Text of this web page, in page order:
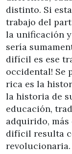
distinto. Si
trabajo del
la unificación
sería
difícil es ese
occidental! Se
rica es la
la historia de
educación,
adquirido,
difícil resulta